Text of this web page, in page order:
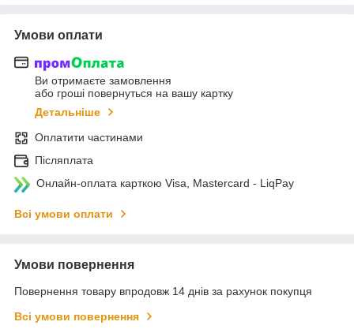
Умови оплати
Ви отримаєте замовлення
або гроші повернуться на вашу картку
Детальніше
Оплатити частинами
Післяплата
Онлайн-оплата карткою Visa, Mastercard - LiqPay
Всі умови оплати
Умови повернення
Повернення товару впродовж 14 днів за рахунок покупця
Всі умови повернення